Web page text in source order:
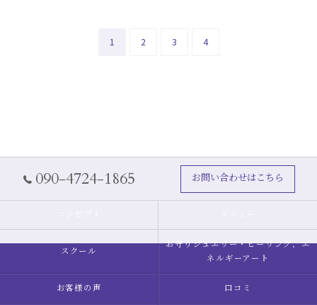
1 2 3 4
090-4724-1865 お問い合わせはこちら
スクール
お守りジュエリー・ヒーリング，エ
ネルギーアート
お客様の声 口コミ